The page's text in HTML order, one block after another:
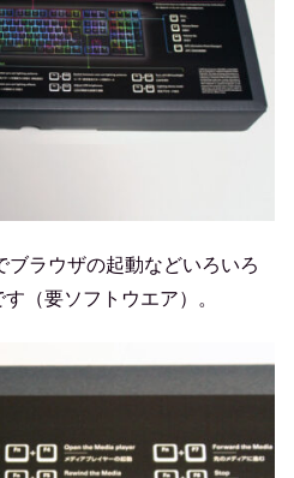
ブラウザの起動などいろいろ
（要ソフトウエア）。